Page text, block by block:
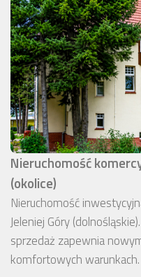
Nieruchomość
(okolice)
Nieruchomość
Jeleniej Góry
sprzedaż zapewnia
komfortowych warunkach.